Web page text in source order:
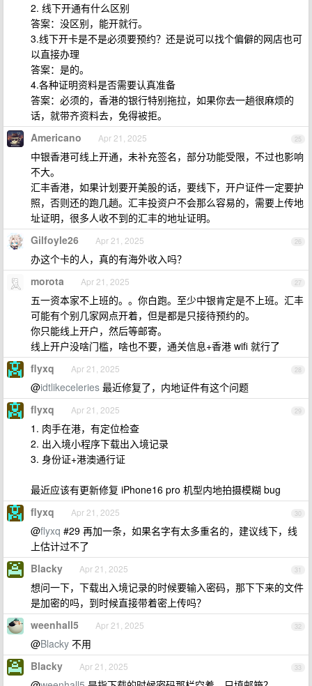
2. 线下开通有什么区别
答案：没区别，能开就行。
3.线下开卡是不是必须要预约？还是说可以找个偏僻的网店也可
以直接办理
答案：是的。
4.各种证明资料是否需要认真准备
答案：必须的，香港的银行特别拖拉，如果你去一趟很麻烦的
话，就带齐资料去，免得被拒。
25
Americano Apr 21, 2025
中银香港可线上开通，未补充签名，部分功能受限，不过也影响
不大。
汇丰香港，如果计划要开美股的话，要线下，开户证件一定要护
照，否则还的跑几趟。汇丰投资户不会那么容易的，需要上传地
址证明，很多人收不到的汇丰的地址证明。
26
Gilfoyle26 Apr 21, 2025
办这个卡的人，真的有海外收入吗？
27
morota Apr 21, 2025
五一资本家不上班的。。你白跑。至少中银肯定是不上班。汇丰
可能有个别几家网点开着，但是都是只接待预约的。
你只能线上开户，然后等邮寄。
线上开户没啥门槛，啥也不要，通关信息+香港 wifi 就行了
28
flyxq Apr 21, 2025
@idtlikeceleries 最近修复了，内地证件有这个问题
29
flyxq Apr 21, 2025
1. 肉手在港，有定位检查
2. 出入境小程序下载出入境记录
3. 身份证+港澳通行证
最近应该有更新修复 iPhone16 pro 机型内地拍摄模糊 bug
30
flyxq Apr 21, 2025
@flyxq #29 再加一条，如果名字有太多重名的，建议线下，线
上估计过不了
31
Blacky Apr 21, 2025
想问一下，下载出入境记录的时候要输入密码，那下下来的文件
是加密的吗，到时候直接带着密上传吗？
32
weenhall5 Apr 21, 2025
@Blacky 不用
33
Blacky Apr 21, 2025